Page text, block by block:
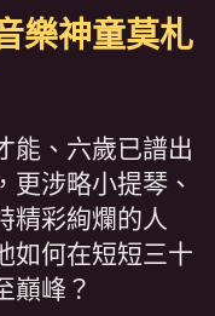
樂神童莫札
能、六歲已譜出
更涉略小提琴、
精彩絢爛的人
如何在短短三十
巔峰？